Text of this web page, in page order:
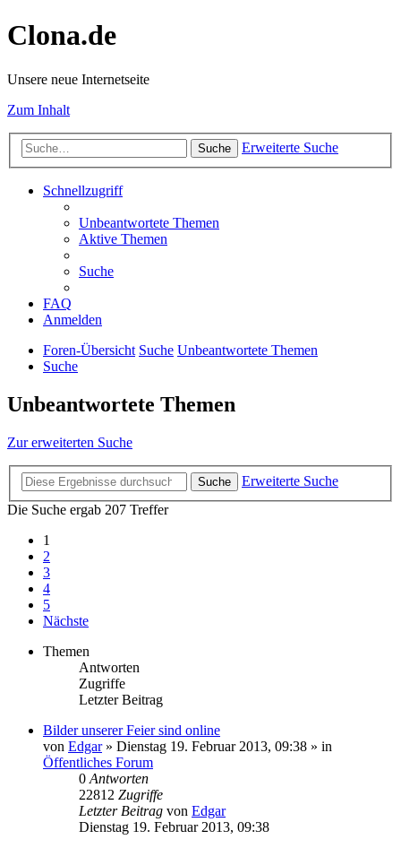
Clona.de
Unsere neue Internetseite
Zum Inhalt
Suche Erweiterte Suche
Schnellzugriff
Unbeantwortete Themen
Aktive Themen
Suche
FAQ
Anmelden
Foren-Übersicht Suche Unbeantwortete Themen
Suche
Unbeantwortete Themen
Zur erweiterten Suche
Suche
Erweiterte Suche
Die Suche ergab 207 Treffer
1
2
3
4
5
Nächste
Themen
Antworten
Zugriffe
Letzter Beitrag
Bilder unserer Feier sind online
von Edgar» Dienstag 19. Februar 2013, 09:38 » in
Öffentliches Forum
0 Antworten
22812 Zugriffe
Letzter Beitrag von Edgar
Dienstag 19. Februar 2013, 09:38